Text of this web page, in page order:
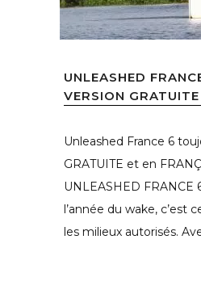
UNLEASHED
VERSION
Unleashed France 6
GRATUITE et en
UNLEASHED FRANCE
l’année du wake, c’est
les milieux autorisés.